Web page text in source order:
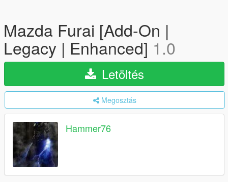
Mazda Furai [Add-On |
Legacy | Enhanced] 1.0
Letöltés
Megosztás
Hammer76